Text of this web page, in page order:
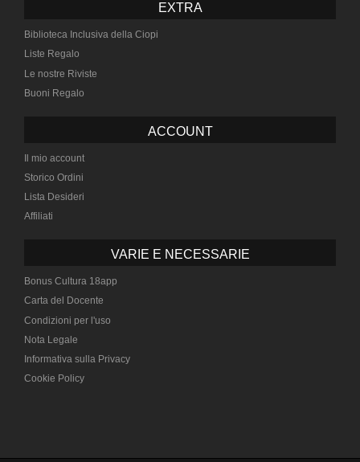
EXTRA
Biblioteca Inclusiva della Ciopi
Liste Regalo
Le nostre Riviste
Buoni Regalo
ACCOUNT
Il mio account
Storico Ordini
Lista Desideri
Affiliati
VARIE E NECESSARIE
Bonus Cultura 18app
Carta del Docente
Condizioni per l'uso
Nota Legale
Informativa sulla Privacy
Cookie Policy